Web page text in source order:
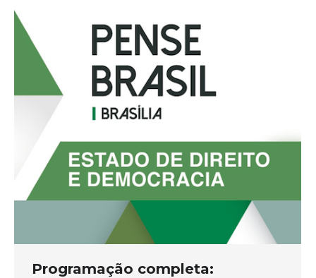
Programação completa: